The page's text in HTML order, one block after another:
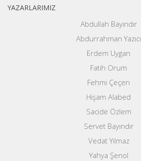
YAZARLARIMIZ
Abdullah Bayındır
Abdurrahman Yazıcı
Erdem Uygan
Fatih Orum
Fehmi Çeçen
Hişam Alabed
Sacide Özlem
Servet Bayındır
Vedat Yılmaz
Yahya Şenol